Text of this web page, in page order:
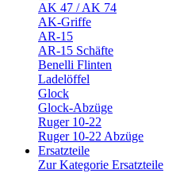
AK 47 / AK 74
AK-Griffe
AR-15
AR-15 Schäfte
Benelli Flinten
Ladelöffel
Glock
Glock-Abzüge
Ruger 10-22
Ruger 10-22 Abzüge
Ersatzteile
Zur Kategorie Ersatzteile